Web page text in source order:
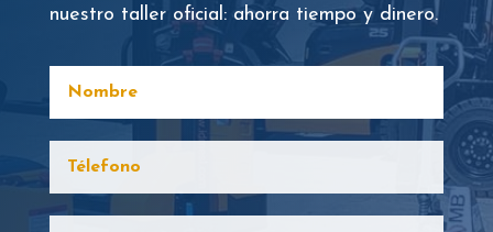
nuestro taller oficial: ahorra tiempo y dinero.